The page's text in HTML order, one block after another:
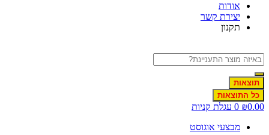
אודות
יצירת קשר
תקנון
תוצאות
כל התוצאות
₪
0 עגלת קניות
מבצעי אוגוסט